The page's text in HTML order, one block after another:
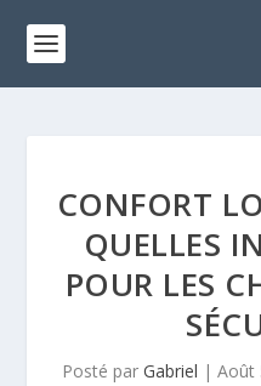
CONFORT
QUELLES
POUR LES
Posté par Gabriel | Août